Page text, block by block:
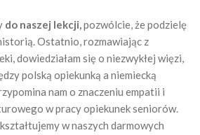
do naszej lekcji,pozwólcie, że podzielę
Ostatnio, rozmawiając z
dowiedziałam się o niezwykłej więzi,
polską opiekunką a niemiecką
nam o znaczeniu empatii i
w pracy opiekunek seniorów.
w naszych darmowych